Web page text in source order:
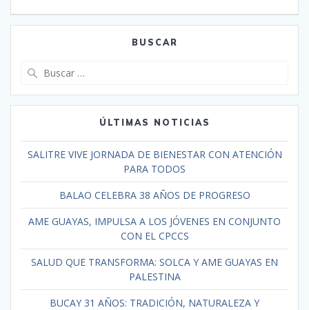
BUSCAR
ÚLTIMAS NOTICIAS
SALITRE VIVE JORNADA DE BIENESTAR CON ATENCIÓN
PARA TODOS
BALAO CELEBRA 38 AÑOS DE PROGRESO
AME GUAYAS, IMPULSA A LOS JÓVENES EN CONJUNTO
CON EL CPCCS
SALUD QUE TRANSFORMA: SOLCA Y AME GUAYAS EN
PALESTINA
BUCAY 31 AÑOS: TRADICIÓN, NATURALEZA Y